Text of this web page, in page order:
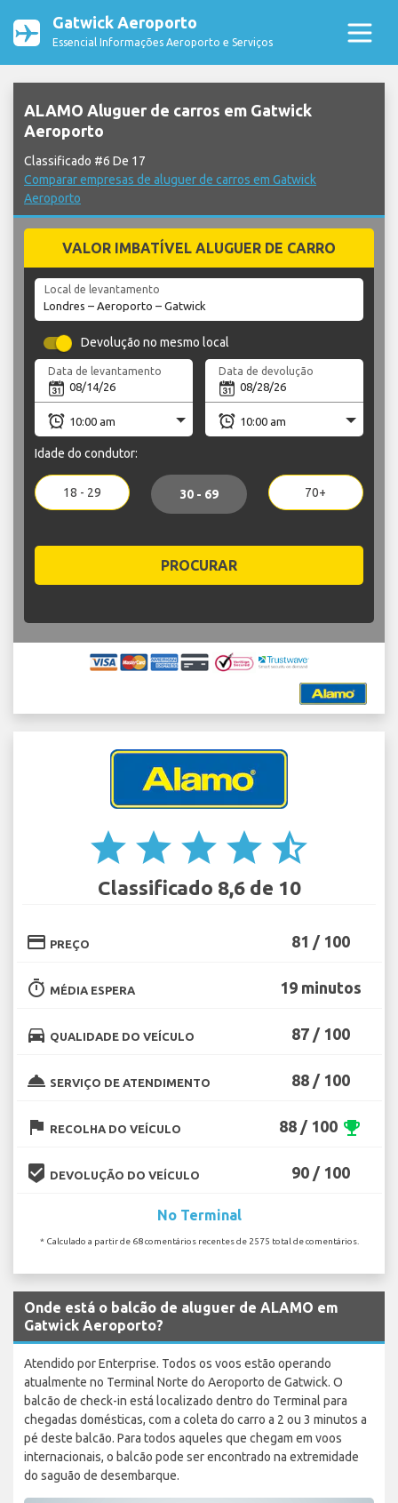
Gatwick Aeroporto
Essencial Informações Aeroporto e Serviços
ALAMO Aluguer de carros em Gatwick
Aeroporto
Classificado #6 De 17
Comparar empresas de aluguer de carros em Gatwick
Aeroporto
VALOR IMBATÍVEL ALUGUER DE CARRO
Local de levantamento
Devolução no mesmo local
Data de levantamento Data de devolução
Idade do condutor:
18 - 29 30 - 69 70+
PROCURAR
star star star star star_half
Classificado 8,6 de 10
credit_card PREÇO 81 / 100
timer MÉDIA ESPERA 19 minutos
directions_car QUALIDADE DO VEÍCULO 87 / 100
room_service SERVIÇO DE ATENDIMENTO 88 / 100
flag RECOLHA DO VEÍCULO 88 / 100 emoji_events
beenhere DEVOLUÇÃO DO VEÍCULO 90 / 100
No Terminal
* Calculado a partir de 68 comentários recentes de 2575 total de comentários.
Onde está o balcão de aluguer de ALAMO em
Gatwick Aeroporto?
Atendido por Enterprise. Todos os voos estão operando
atualmente no Terminal Norte do Aeroporto de Gatwick. O
balcão de check-in está localizado dentro do Terminal para
chegadas domésticas, com a coleta do carro a 2 ou 3 minutos a
pé deste balcão. Para todos aqueles que chegam em voos
internacionais, o balcão pode ser encontrado na extremidade
do saguão de desembarque.